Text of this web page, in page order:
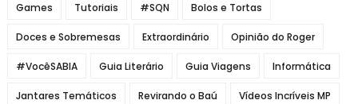
Games Tutoriais #SQN Bolos e Tortas
Doces e Sobremesas Extraordinário Opinião do Roger
#VocêSABIA Guia Literário Guia Viagens Informática
Jantares Temáticos Revirando o Baú Vídeos Incríveis MP